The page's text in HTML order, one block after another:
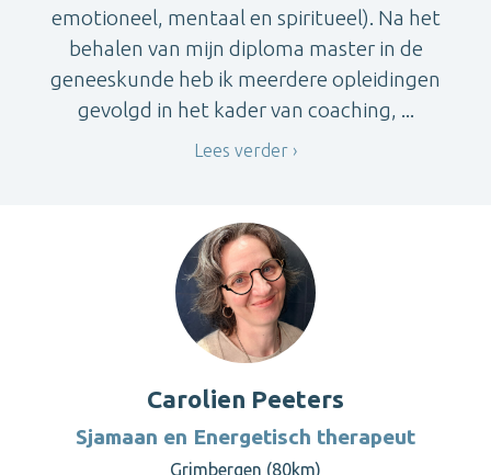
emotioneel, mentaal en spiritueel). Na het
behalen van mijn diploma master in de
geneeskunde heb ik meerdere opleidingen
gevolgd in het kader van coaching, ...
Lees verder
Carolien Peeters
Sjamaan en Energetisch therapeut
Grimbergen (80km)